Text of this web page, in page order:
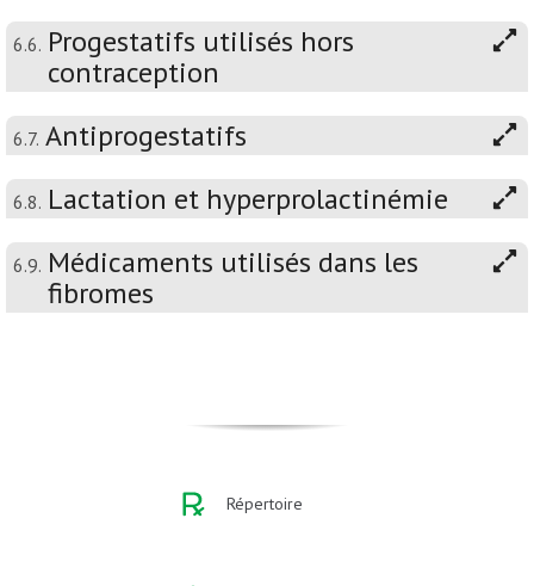
6.6. Progestatifs utilisés hors
contraception
6.7. Antiprogestatifs
6.8. Lactation et hyperprolactinémie
6.9. Médicaments utilisés dans les
fibromes
Répertoire